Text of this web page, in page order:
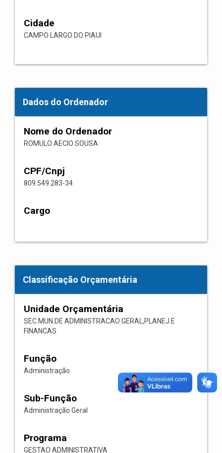
Cidade
CAMPO LARGO DO PIAUI
Dados do Ordenador
Nome do Ordenador
ROMULO AECIO SOUSA
CPF/Cnpj
809.549.283-34
Cargo
Classificação Orçamentária
Unidade Orçamentária
SEC.MUN.DE ADMINISTRACAO GERAL,PLANEJ.E
FINANCAS
Função
Administração
Sub-Função
Administração Geral
Programa
GESTAO ADMINISTRATIVA